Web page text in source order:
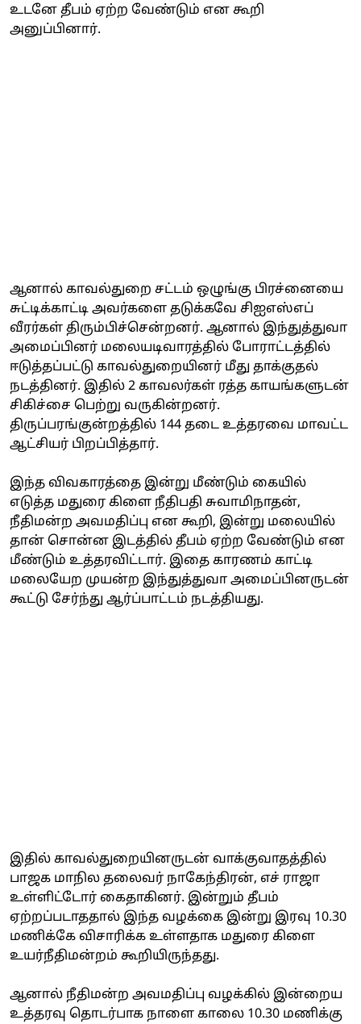
உடனே தீபம் ஏற்ற வேண்டும் என கூறி
அனுப்பினார்.
ஆனால் காவல்துறை சட்டம் ஒழுங்கு பிரச்னையை
சுட்டிக்காட்டி அவர்களை தடுக்கவே சிஐஎஸ்எப்
வீரர்கள் திரும்பிச்சென்றனர். ஆனால் இந்துத்துவா
அமைப்பினர் மலையடிவாரத்தில் போராட்டத்தில்
ஈடுத்தப்பட்டு காவல்துறையினர் மீது தாக்குதல்
நடத்தினர். இதில் 2 காவலர்கள் ரத்த காயங்களுடன்
சிகிச்சை பெற்று வருகின்றனர்.
திருப்பரங்குன்றத்தில் 144 தடை உத்தரவை மாவட்ட
ஆட்சியர் பிறப்பித்தார்.
இந்த விவகாரத்தை இன்று மீண்டும் கையில்
எடுத்த மதுரை கிளை நீதிபதி சுவாமிநாதன்,
நீதிமன்ற அவமதிப்பு என கூறி, இன்று மலையில்
தான் சொன்ன இடத்தில் தீபம் ஏற்ற வேண்டும் என
மீண்டும் உத்தரவிட்டார். இதை காரணம் காட்டி
மலையேற முயன்ற இந்துத்துவா அமைப்பினருடன்
கூட்டு சேர்ந்து ஆர்ப்பாட்டம் நடத்தியது.
இதில் காவல்துறையினருடன் வாக்குவாதத்தில்
பாஜக மாநில தலைவர் நாகேந்திரன், எச் ராஜா
உள்ளிட்டோர் கைதாகினர். இன்றும் தீபம்
ஏற்றப்படாததால் இந்த வழக்கை இன்று இரவு 10.30
மணிக்கே விசாரிக்க உள்ளதாக மதுரை கிளை
உயர்நீதிமன்றம் கூறியிருந்தது.
ஆனால் நீதிமன்ற அவமதிப்பு வழக்கில் இன்றைய
உத்தரவு தொடர்பாக நாளை காலை 10.30 மணிக்கு